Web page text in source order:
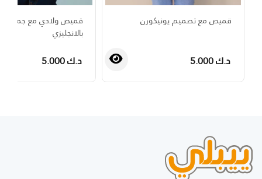
قميص مع تصميم يونيكورن
د.ك 5.000
قميص ولادي مع جملة
بالانجليزي
د.ك 5.000